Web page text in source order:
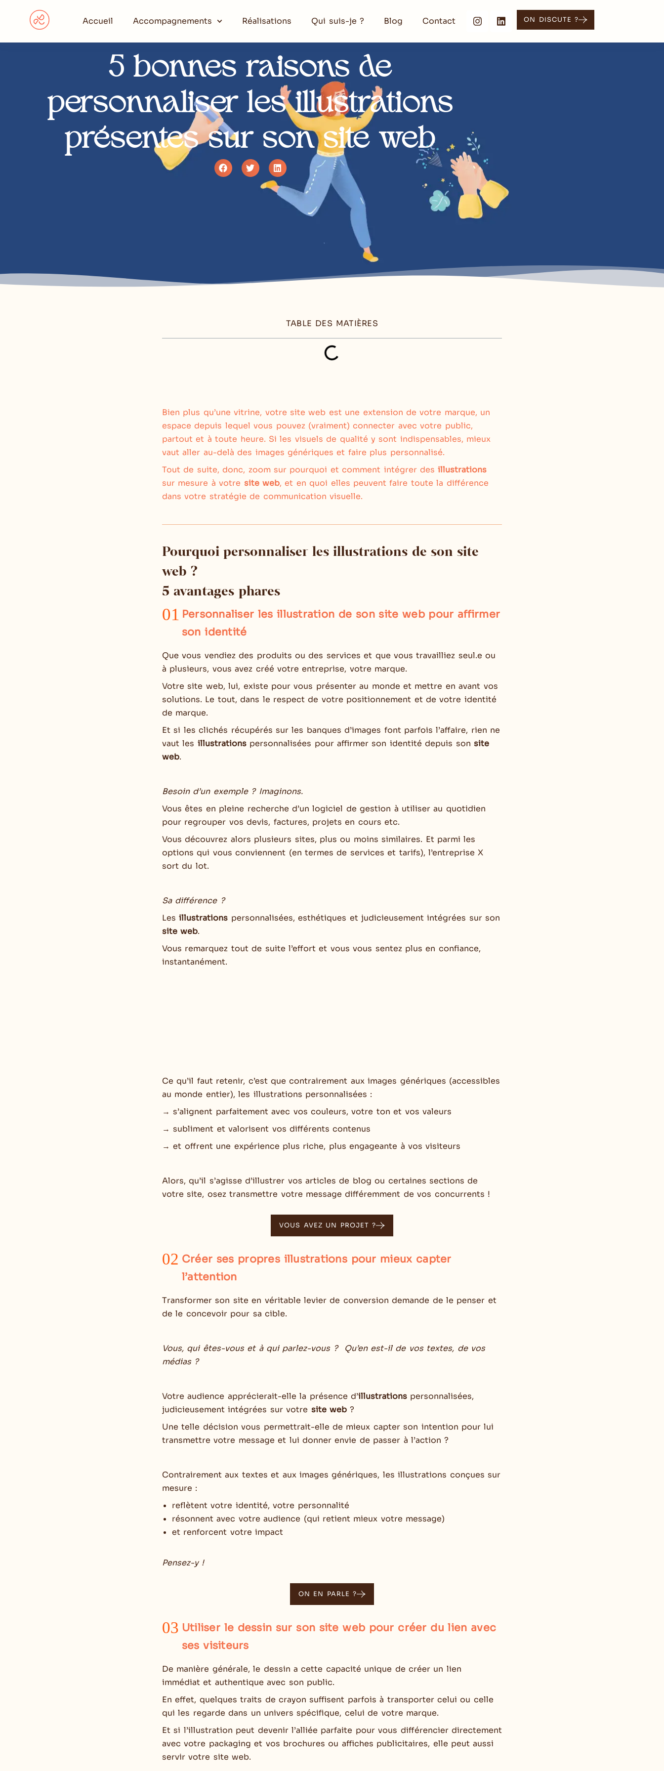
Accueil Accompagnements Réalisations Qui suis-je ? Blog Contact ON DISCUTE ?
5 bonnes raisons de
personnaliser les illustrations
présentes sur son site web
TABLE DES MATIÈRES
Bien plus qu’une vitrine, votre site web est une extension de votre marque, un
espace depuis lequel vous pouvez (vraiment) connecter avec votre public,
partout et à toute heure. Si les visuels de qualité y sont indispensables, mieux
vaut aller au-delà des images génériques et faire plus personnalisé.
Tout de suite, donc, zoom sur pourquoi et comment intégrer desillustrations
sur mesure à votre site web, et en quoi elles peuvent faire toute la différence
dans votre stratégie de communication visuelle.
Pourquoi personnaliser les illustrations de son site
web ?
5 avantages phares
01 Personnaliser les illustration de son site web pour affirmer
son identité
Que vous vendiez des produits ou des services et que vous travailliez seul.e ou
à plusieurs, vous avez créé votre entreprise, votre marque.
Votre site web, lui, existe pour vous présenter au monde et mettre en avant vos
solutions. Le tout, dans le respect de votre positionnement et de votre identité
de marque.
Et si les clichés récupérés sur les banques d’images font parfois l’affaire, rien ne
vaut les illustrationspersonnalisées pour affirmer son identité depuis son site
web.
Besoin d’un exemple ? Imaginons.
Vous êtes en pleine recherche d’un logiciel de gestion à utiliser au quotidien
pour regrouper vos devis, factures, projets en cours etc.
Vous découvrez alors plusieurs sites, plus ou moins similaires. Et parmi les
options qui vous conviennent (en termes de services et tarifs), l’entreprise X
sort du lot.
Sa différence ?
Lesillustrations personnalisées, esthétiques et judicieusement intégrées sur son
site web.
Vous remarquez tout de suite l’effort et vous vous sentez plus en confiance,
instantanément.
Ce qu’il faut retenir, c’est que contrairement aux images génériques (accessibles
au monde entier), les illustrations personnalisées :
→ s’alignent parfaitement avec vos couleurs, votre ton et vos valeurs
→ subliment et valorisent vos différents contenus
→ et offrent une expérience plus riche, plus engageante à vos visiteurs
Alors, qu’il s’agisse d’illustrer vos articles de blog ou certaines sections de
votre site, osez transmettre votre message différemment de vos concurrents !
VOUS AVEZ UN PROJET ?
02 Créer ses propres illustrations pour mieux capter
l’attention
Transformer son site en véritable levier de conversion demande de le penser et
de le concevoir pour sa cible.
Vous, qui êtes-vous et à qui parlez-vous ?
Qu’en est-il de vos textes, de vos
médias ?
Votre audience apprécierait-elle la présence d’illustrationspersonnalisées,
judicieusement intégrées sur votre site web?
Une telle décision vous permettrait-elle de mieux capter son intention pour lui
transmettre votre message et lui donner envie de passer à l’action ?
Contrairement aux textes et aux images génériques, les illustrations conçues sur
mesure :
reflètent votre identité, votre personnalité
résonnent avec votre audience (qui retient mieux votre message)
et renforcent votre impact
Pensez-y !
ON EN PARLE ?
03 Utiliser le dessin sur son site web pour créer du lien avec
ses visiteurs
De manière générale, le dessin a cette capacité unique de créer un lien
immédiat et authentique avec son public.
En effet, quelques traits de crayon suffisent parfois à transporter celui ou celle
qui les regarde dans un univers spécifique, celui de votre marque.
Et si l’illustration peut devenir l’alliée parfaite pour vous différencier directement
avec votre packaging et vos brochures ou affiches publicitaires, elle peut aussi
servir votre site web.